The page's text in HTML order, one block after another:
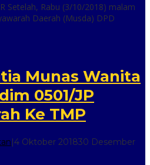
Setelah, Rabu (3/10/2018) malam
Daerah (Musda) DPD
Munas Wanita
0501/JP
Ke TMP
|4 Oktober 201830 Desember